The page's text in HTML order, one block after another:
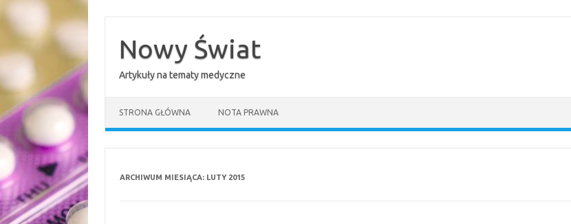
treściNowy Świat
Artykuły na tematy medyczne
STRONA GŁÓWNA NOTA PRAWNA
ARCHIWUM MIESIĄCA: LUTY 2015